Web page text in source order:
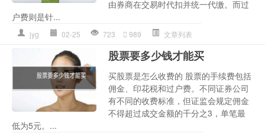
由券商在交易时代扣并统一代缴。而过
户费则是针...
jyg 02-25 723 989 文章列表
股票要多少钱才能买
买股票是怎么收费的 股票的手续费包括
佣金、印花税和过户费。不同证券公司
有不同的收费标准，但证监会规定佣金
不得超过成交金额的千分之3，单笔最
低为5元。...